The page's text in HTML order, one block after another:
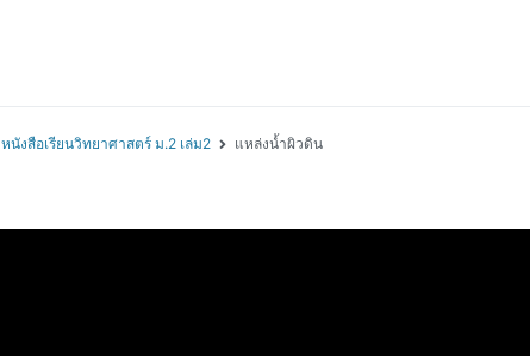
หนังสือเรียนวิทยาศาสตร์ ม.2 เล่ม2 แหล่งน้ำผิวดิน